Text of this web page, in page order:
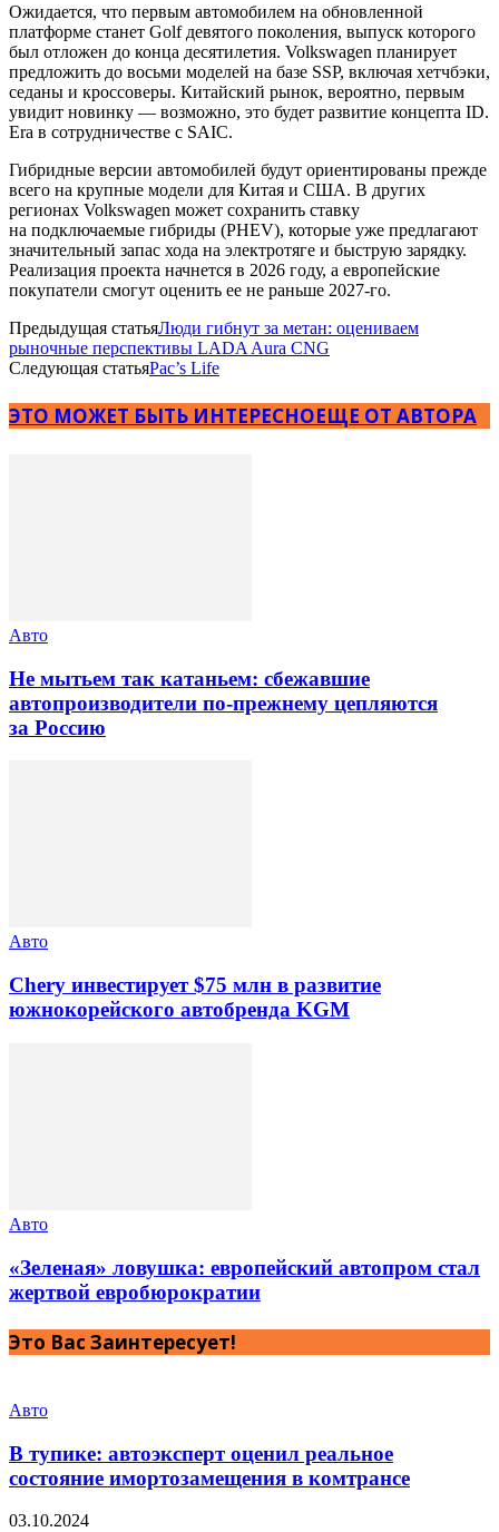
Ожидается, что первым автомобилем на обновленной
платформе станет Golf девятого поколения, выпуск которого
был отложен до конца десятилетия. Volkswagen планирует
предложить до восьми моделей на базе SSP, включая хетчбэки,
седаны и кроссоверы. Китайский рынок, вероятно, первым
увидит новинку — возможно, это будет развитие концепта ID.
Era в сотрудничестве с SAIC.
Гибридные версии автомобилей будут ориентированы прежде
всего на крупные модели для Китая и США. В других
регионах Volkswagen может сохранить ставку
на подключаемые гибриды (PHEV), которые уже предлагают
значительный запас хода на электротяге и быструю зарядку.
Реализация проекта начнется в 2026 году, а европейские
покупатели смогут оценить ее не раньше 2027-го.
Предыдущая статьяЛюди гибнут за метан: оцениваем
рыночные перспективы LADA Aura CNG
Следующая статьяPac’s Life
ЭТО МОЖЕТ БЫТЬ ИНТЕРЕСНОЕЩЕ ОТ АВТОРА
Авто
Не мытьем так катаньем: сбежавшие
автопроизводители по-прежнему цепляются
за Россию
Авто
Chery инвестирует $75 млн в развитие
южнокорейского автобренда KGM
Авто
«Зеленая» ловушка: европейский автопром стал
жертвой евробюрократии
Это Вас Заинтересует!
Авто
В тупике: автоэксперт оценил реальное
состояние имортозамещения в комтрансе
03.10.2024